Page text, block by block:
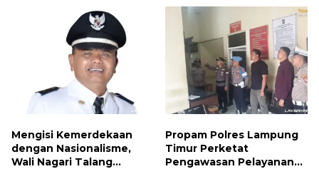
Mengisi Kemerdekaan
dengan Nasionalisme,
Wali Nagari Talang
Propam Polres Lampung
Timur Perketat
Pengawasan Pelayanan